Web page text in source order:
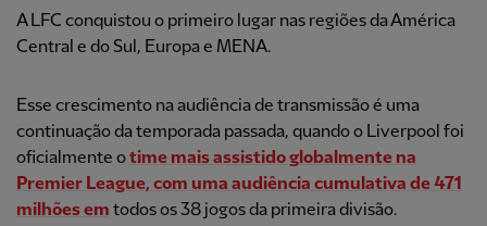
A LFC conquistou o primeiro lugar nas regiões da América
Central e do Sul, Europa e MENA.
Esse crescimento na audiência de transmissão é uma
continuação da temporada passada, quando o Liverpool foi
oficialmente otime mais assistido globalmente na
Premier League, com uma audiência cumulativa de 471
milhões em todos os 38 jogos da primeira divisão.